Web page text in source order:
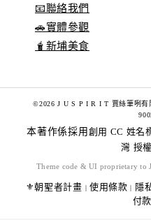
📧聯絡我們
🚗實體參觀
🧋新埔美食
©2026 J U S P I R I T 賈絲筆咧有
本著作係採用 創用 CC 姓名
灣 授
Theme code & UI proprietary to
⚜️朝聖者計畫 | 使用條款 | 隱
付